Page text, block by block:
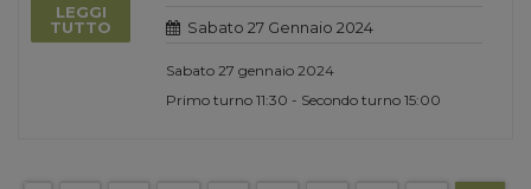
LEGGI
TUTTO
Sabato 27 Gennaio 2024
Sabato 27 gennaio 2024
Primo turno 11:30 - Secondo turno 15:00